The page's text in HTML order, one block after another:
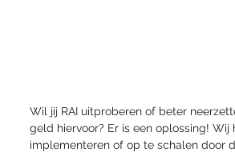
Wil jij RAI uitproberen of beter
geld hiervoor? Er is een oplossing!
implementeren of op te schalen door